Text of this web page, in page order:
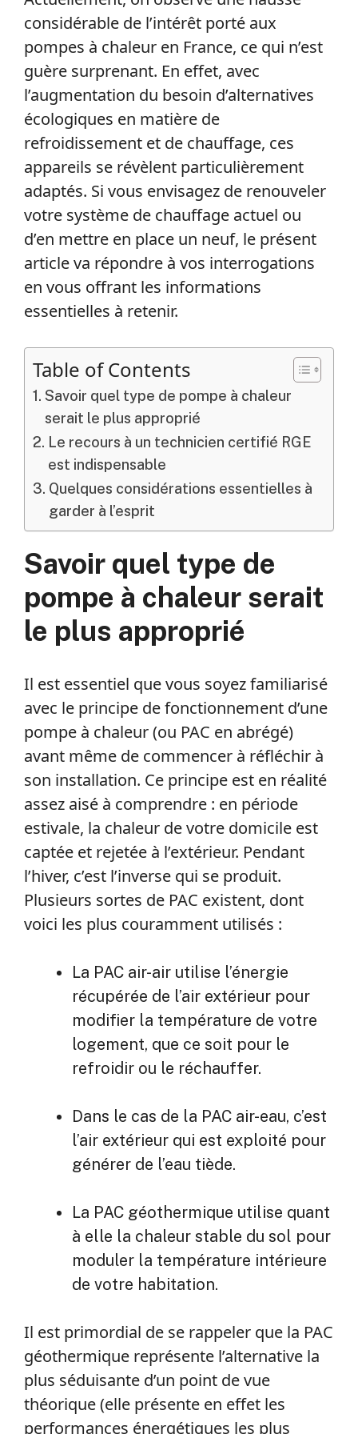
considérable de l’intérêt porté aux
pompes à chaleur en France, ce qui n’est
guère surprenant. En effet, avec
l’augmentation du besoin d’alternatives
écologiques en matière de
refroidissement et de chauffage, ces
appareils se révèlent particulièrement
adaptés. Si vous envisagez de renouveler
votre système de chauffage actuel ou
d’en mettre en place un neuf, le présent
article va répondre à vos interrogations
en vous offrant les informations
essentielles à retenir.
Table of Contents
Savoir quel type de pompe à chaleur
serait le plus approprié
Le recours à un technicien certifié RGE
est indispensable
Quelques considérations essentielles à
garder à l’esprit
Savoir quel type de
pompe à chaleur serait
le plus approprié
Il est essentiel que vous soyez familiarisé
avec le principe de fonctionnement d’une
pompe à chaleur (ou PAC en abrégé)
avant même de commencer à réfléchir à
son installation. Ce principe est en réalité
assez aisé à comprendre : en période
estivale, la chaleur de votre domicile est
captée et rejetée à l’extérieur. Pendant
l’hiver, c’est l’inverse qui se produit.
Plusieurs sortes de PAC existent, dont
voici les plus couramment utilisés :
La PAC air-air utilise l’énergie
récupérée de l’air extérieur pour
modifier la température de votre
logement, que ce soit pour le
refroidir ou le réchauffer.
Dans le cas de la PAC air-eau, c’est
l’air extérieur qui est exploité pour
générer de l’eau tiède.
La PAC géothermique utilise quant
à elle la chaleur stable du sol pour
moduler la température intérieure
de votre habitation.
Il est primordial de se rappeler que la PAC
géothermique représente l’alternative la
plus séduisante d’un point de vue
théorique (elle présente en effet les
performances énergétiques les plus